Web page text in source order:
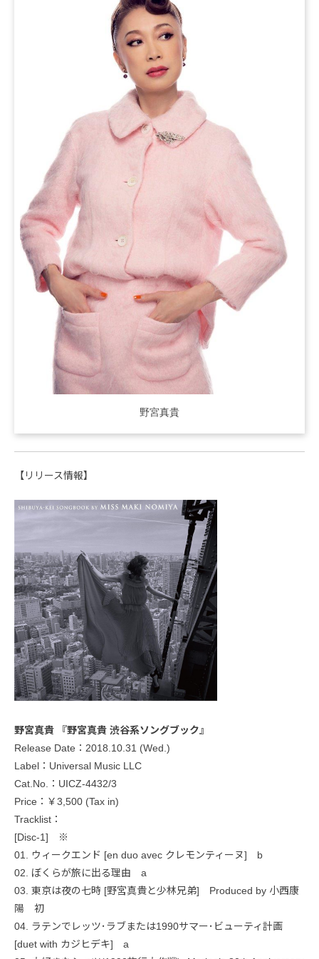
野宮真貴
【リリース情報】
野宮真貴 『野宮真貴 渋谷系ソングブック』
Release Date：2018.10.31 (Wed.)
Label：Universal Music LLC
Cat.No.：UICZ-4432/3
Price：￥3,500 (Tax in)
Tracklist：
[Disc-1] ※
01. ウィークエンド [en duo avec クレモンティーヌ] b
02. ぼくらが旅に出る理由 a
03. 東京は夜の七時 [野宮真貴と少林兄弟] Produced by 小西康
陽 初
04. ラテンでレッツ･ラブまたは1990サマー･ビューティ計画
[duet with カジヒデキ] a